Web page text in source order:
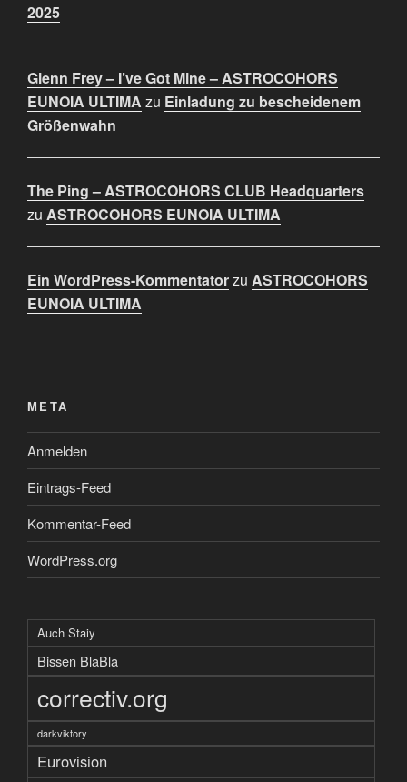
2025
Glenn Frey – I’ve Got Mine – ASTROCOHORS
EUNOIA ULTIMA zu Einladung zu bescheidenem
Größenwahn
The Ping – ASTROCOHORS CLUB Headquarters
zu ASTROCOHORS EUNOIA ULTIMA
Ein WordPress-Kommentatorzu ASTROCOHORS
EUNOIA ULTIMA
META
Anmelden
Eintrags-Feed
Kommentar-Feed
WordPress.org
Auch Staiy
Bissen BlaBla
correctiv.org
darkviktory
Eurovision